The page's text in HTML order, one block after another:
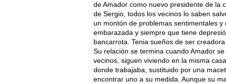
de Amador como nuevo presidente de la
de Sergio, todos los vecinos lo saben
un montón de problemas sentimentales
embarazada y siempre que tiene
bancarrota. Tenia sueños de ser
Su relación se termina cuando Amador
vecinos, siguen viviendo en la misma
donde trabajaba, sustituido por una
encontrar uno a su medida. Aunque su